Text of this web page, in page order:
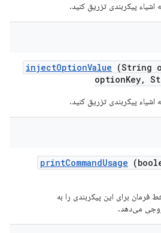
پیکربندی تزریق کنید.
injectOptionValue (String
optionKey,
پیکربندی تزریق کنید.
printCommandUsage
فرمان برای این پیکربندی را به